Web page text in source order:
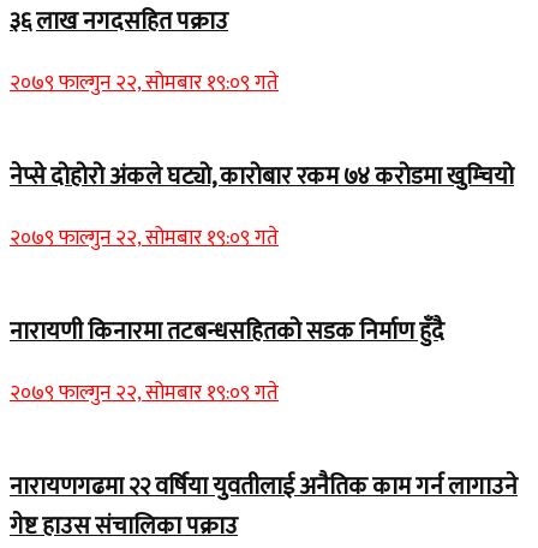
३६ लाख नगदसहित पक्राउ
२०७९ फाल्गुन २२, सोमबार १९:०९ गते
नेप्से दोहोरो अंकले घट्यो, कारोबार रकम ७४ करोडमा खुम्चियो
२०७९ फाल्गुन २२, सोमबार १९:०९ गते
नारायणी किनारमा तटबन्धसहितको सडक निर्माण हुँदै
२०७९ फाल्गुन २२, सोमबार १९:०९ गते
नारायणगढमा २२ वर्षिया युवतीलाई अनैतिक काम गर्न लागाउने
गेष्ट हाउस संचालिका पक्राउ